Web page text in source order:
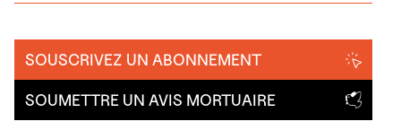
SOUSCRIVEZ UN ABONNEMENT
SOUMETTRE UN AVIS MORTUAIRE